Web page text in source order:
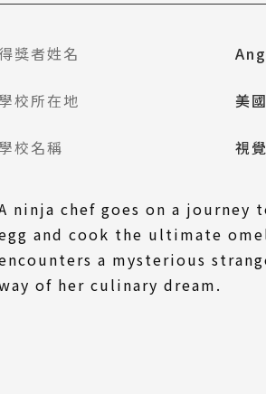
獎者姓名
校所在地 美國
校名稱 視
ninja chef goes on a journey
and cook the ultimate
a mysterious
of her culinary dream.